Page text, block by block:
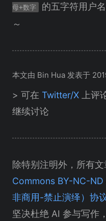
母+数字
的五字符用户
～
本文由 Bin Hua 发表于
> 可在 Twitter/X 上评
继续讨论
除特别注明外，所有文
Commons BY-NC-
非商用-禁止演绎）协
坚决杜绝 AI 参与写作